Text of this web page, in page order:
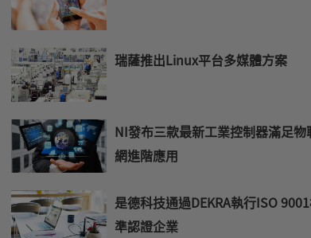
瑞薩推出Linux平台多媒體方案
NI發布三款最新工業控制器滿足物
網進階應用
是德科技通過DEKRA執行ISO
準認證企業